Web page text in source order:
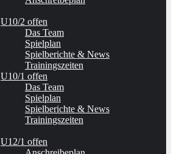
U10/2 offen
Das Team
Spielplan
Spielberichte & News
Trainingszeiten
U10/1 offen
Das Team
Spielplan
Spielberichte & News
Trainingszeiten
U12/1 offen